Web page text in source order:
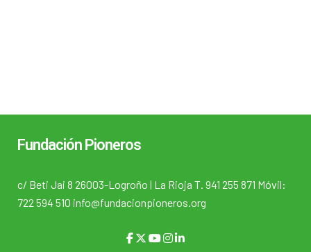
Fundación Pioneros
c/ Beti Jai 8 26003-Logroño | La Rioja T. 941 255 871 Móvil:
722 594 510 info@fundacionpioneros.org